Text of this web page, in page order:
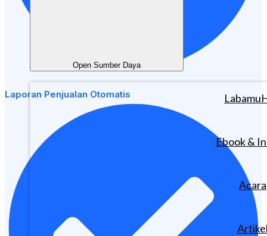
Open Sumber Daya
Ebook &
Acara
Laporan Penjualan Otomatis